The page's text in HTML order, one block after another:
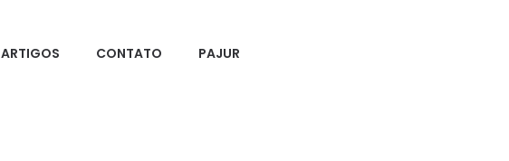
ARTIGOS CONTATO PAJUR